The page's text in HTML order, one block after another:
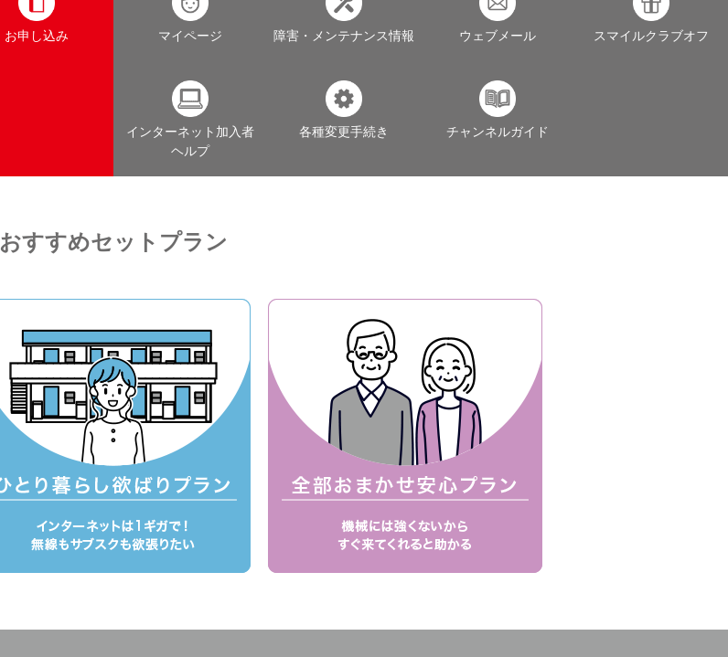
お申し込み マイページ 障害・メンテナンス情報 ウェブメール スマイルクラブオフ
インターネット加入者
ヘルプ
各種変更手続き チャンネルガイド
おすすめセットプラン